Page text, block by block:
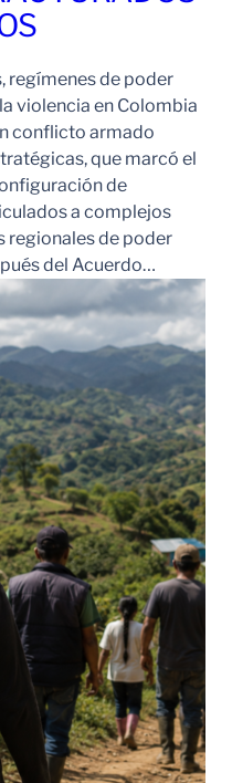
regímenes de poder
violencia en Colombia
conflicto armado
que marcó el
de
a complejos
regionales de poder
del Acuerdo…